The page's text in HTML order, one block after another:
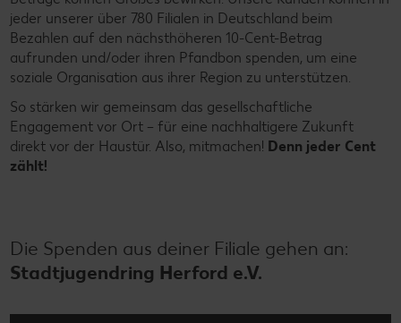
jeder unserer über 780 Filialen in Deutschland beim
Bezahlen auf den nächsthöheren 10-Cent-Betrag
aufrunden und/oder ihren Pfandbon spenden, um eine
soziale Organisation aus ihrer Region zu unterstützen.
So stärken wir gemeinsam das gesellschaftliche
Engagement vor Ort – für eine nachhaltigere Zukunft
direkt vor der Haustür. Also, mitmachen! Denn jeder Cent
zählt!
Die Spenden aus deiner Filiale gehen an:
Stadtjugendring Herford e.V.